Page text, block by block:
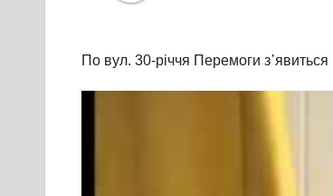
По вул. 30-річчя Перемоги